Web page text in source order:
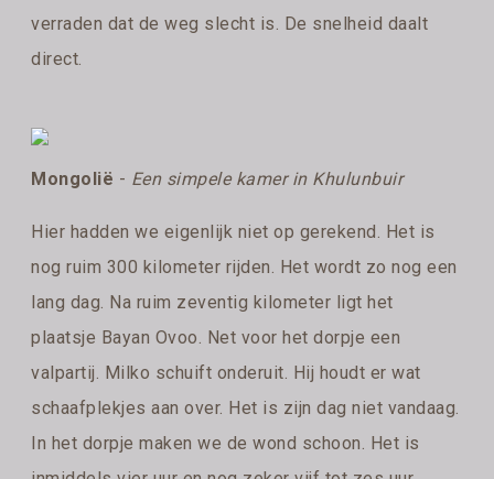
verraden dat de weg slecht is. De snelheid daalt
direct.
Mongolië - Een simpele kamer in Khulunbuir
Hier hadden we eigenlijk niet op gerekend. Het is
nog ruim 300 kilometer rijden. Het wordt zo nog een
lang dag. Na ruim zeventig kilometer ligt het
plaatsje Bayan Ovoo. Net voor het dorpje een
valpartij. Milko schuift onderuit. Hij houdt er wat
schaafplekjes aan over. Het is zijn dag niet vandaag.
In het dorpje maken we de wond schoon. Het is